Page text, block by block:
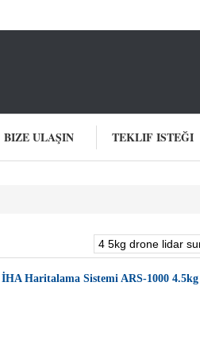
BIZE ULAŞIN TEKLIF ISTEĞI
Haritalama Sistemi ARS-1000 4.5kg